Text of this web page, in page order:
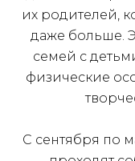
их родителей,
даже больше.
семей с
физические
С сентября по